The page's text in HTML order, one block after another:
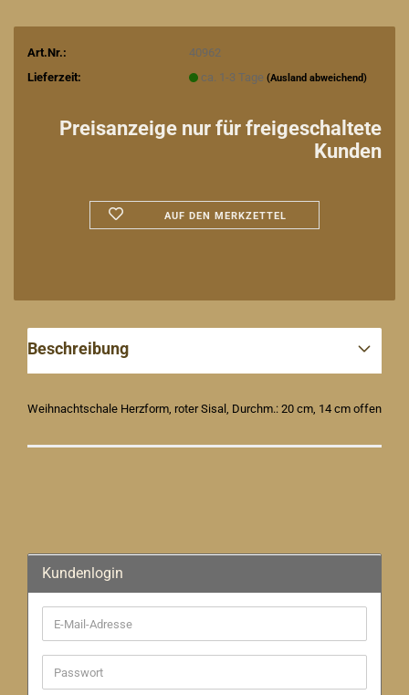
Art.Nr.:
40962
Lieferzeit:
ca. 1-3 Tage (Ausland abweichend)
Preisanzeige nur für freigeschaltete
Kunden
AUF DEN MERKZETTEL
Beschreibung
Weihnachtschale Herzform, roter Sisal, Durchm.: 20 cm, 14 cm offen
Kundenlogin
E-
Mail-
Adresse
Passwort